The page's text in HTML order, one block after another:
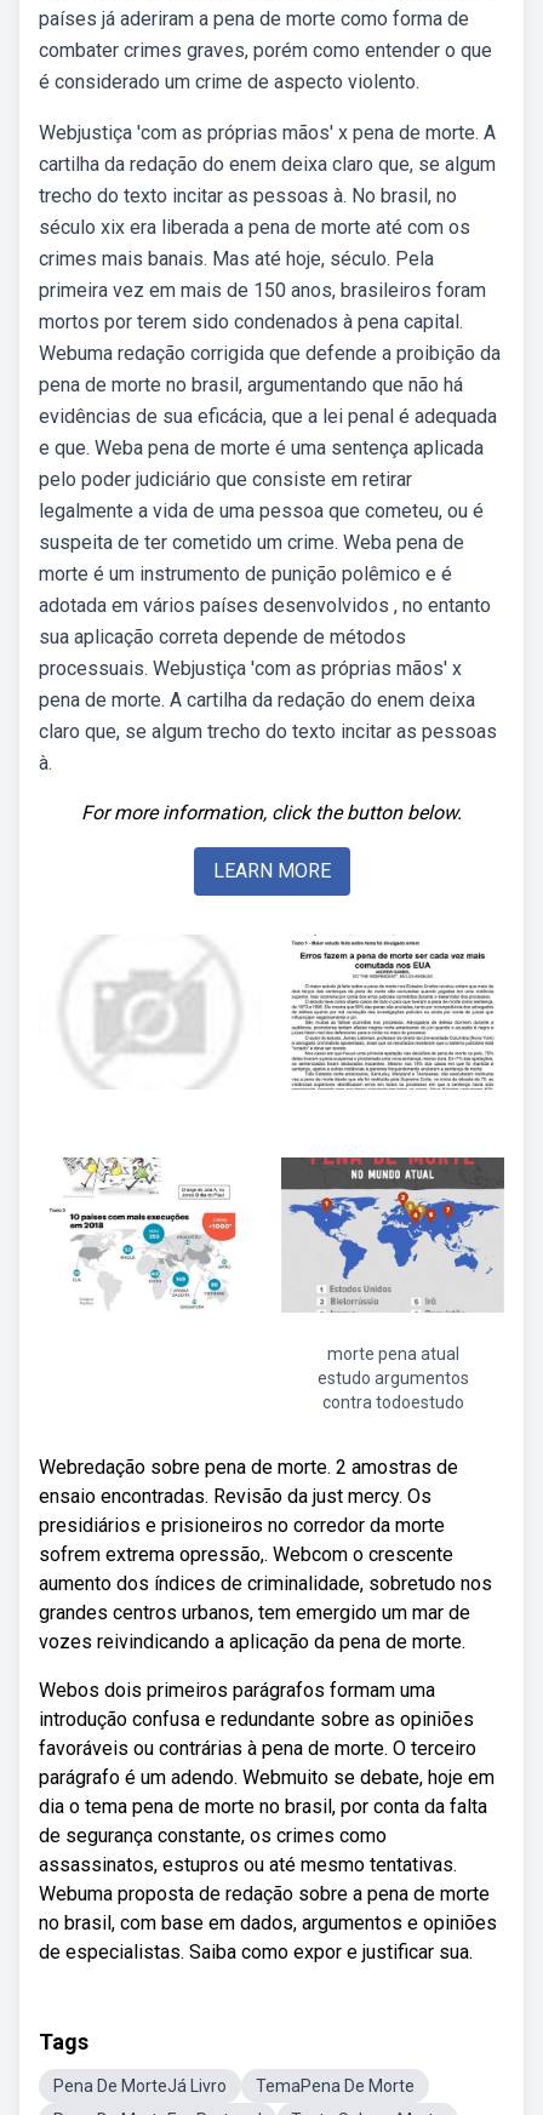
países já aderiram a pena de morte como forma de
combater crimes graves, porém como entender o que
é considerado um crime de aspecto violento.
Webjustiça 'com as próprias mãos' x pena de morte. A
cartilha da redação do enem deixa claro que, se algum
trecho do texto incitar as pessoas à. No brasil, no
século xix era liberada a pena de morte até com os
crimes mais banais. Mas até hoje, século. Pela
primeira vez em mais de 150 anos, brasileiros foram
mortos por terem sido condenados à pena capital.
Webuma redação corrigida que defende a proibição da
pena de morte no brasil, argumentando que não há
evidências de sua eficácia, que a lei penal é adequada
e que. Weba pena de morte é uma sentença aplicada
pelo poder judiciário que consiste em retirar
legalmente a vida de uma pessoa que cometeu, ou é
suspeita de ter cometido um crime. Weba pena de
morte é um instrumento de punição polêmico e é
adotada em vários países desenvolvidos , no entanto
sua aplicação correta depende de métodos
processuais. Webjustiça 'com as próprias mãos' x
pena de morte. A cartilha da redação do enem deixa
claro que, se algum trecho do texto incitar as pessoas
à.
For more information, click the button below.
LEARN MORE
morte pena atual
estudo argumentos
contra todoestudo
Webredação sobre pena de morte. 2 amostras de
ensaio encontradas. Revisão da just mercy. Os
presidiários e prisioneiros no corredor da morte
sofrem extrema opressão,. Webcom o crescente
aumento dos índices de criminalidade, sobretudo nos
grandes centros urbanos, tem emergido um mar de
vozes reivindicando a aplicação da pena de morte.
Webos dois primeiros parágrafos formam uma
introdução confusa e redundante sobre as opiniões
favoráveis ou contrárias à pena de morte. O terceiro
parágrafo é um adendo. Webmuito se debate, hoje em
dia o tema pena de morte no brasil, por conta da falta
de segurança constante, os crimes como
assassinatos, estupros ou até mesmo tentativas.
Webuma proposta de redação sobre a pena de morte
no brasil, com base em dados, argumentos e opiniões
de especialistas. Saiba como expor e justificar sua.
Tags
Pena De MorteJá Livro
TemaPena De Morte